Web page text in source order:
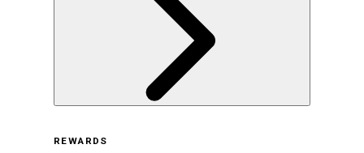
ヒストリー
採用情報
REWARDS